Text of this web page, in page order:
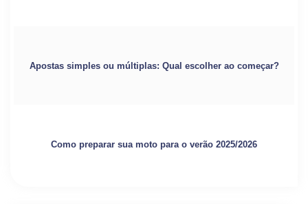
Apostas simples ou múltiplas: Qual escolher ao começar?
Como preparar sua moto para o verão 2025/2026